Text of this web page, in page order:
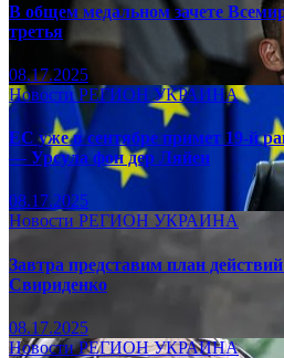
В общем медальном зачете
третья
08.17.2025
НовостиРЕГИОНУКРАИНА
ЕС уже в сентябре примет 19-й
— Урсула фон дер Ляйен
08.17.2025
Новости РЕГИОН УКРАИНА
Завтра представим план
Свириденко
08.17.2025
НовостиРЕГИОНУКРАИНА